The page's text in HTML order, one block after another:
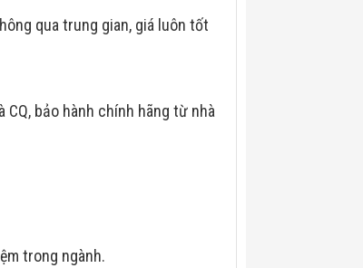
qua trung gian, giá luôn tốt
CQ, bảo hành chính hãng từ nhà
trong ngành.